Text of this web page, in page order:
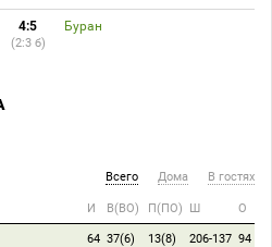
4:5 Буран
(2:3 б)
Всего Дома В гостях
И В(ВО) П(ПО) Ш О
64 37(6) 13(8) 206-137 94